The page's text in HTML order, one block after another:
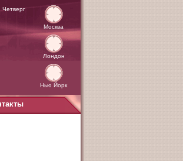
Четверг
Москва
Лондон
Нью Йорк